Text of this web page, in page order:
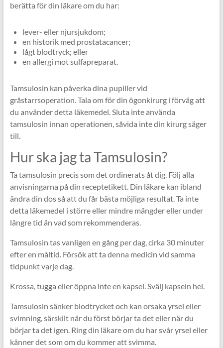
berätta för din läkare om du har:
lever- eller njursjukdom;
en historik med prostatacancer;
lågt blodtryck; eller
en allergi mot sulfapreparat.
Tamsulosin kan påverka dina pupiller vid
gråstarrsoperation. Tala om för din ögonkirurg i förväg att
du använder detta läkemedel. Sluta inte använda
tamsulosin innan operationen, såvida inte din kirurg säger
till.
Hur ska jag ta Tamsulosin?
Ta tamsulosin precis som det ordinerats åt dig. Följ alla
anvisningarna på din receptetikett. Din läkare kan ibland
ändra din dos så att du får bästa möjliga resultat. Ta inte
detta läkemedel i större eller mindre mängder eller under
längre tid än vad som rekommenderas.
Tamsulosin tas vanligen en gång per dag, cirka 30 minuter
efter en måltid. Försök att ta denna medicin vid samma
tidpunkt varje dag.
Krossa, tugga eller öppna inte en kapsel. Svälj kapseln hel.
Tamsulosin sänker blodtrycket och kan orsaka yrsel eller
svimning, särskilt när du först börjar ta det eller när du
börjar ta det igen. Ring din läkare om du har svår yrsel eller
känner det som om du kommer att svimma.